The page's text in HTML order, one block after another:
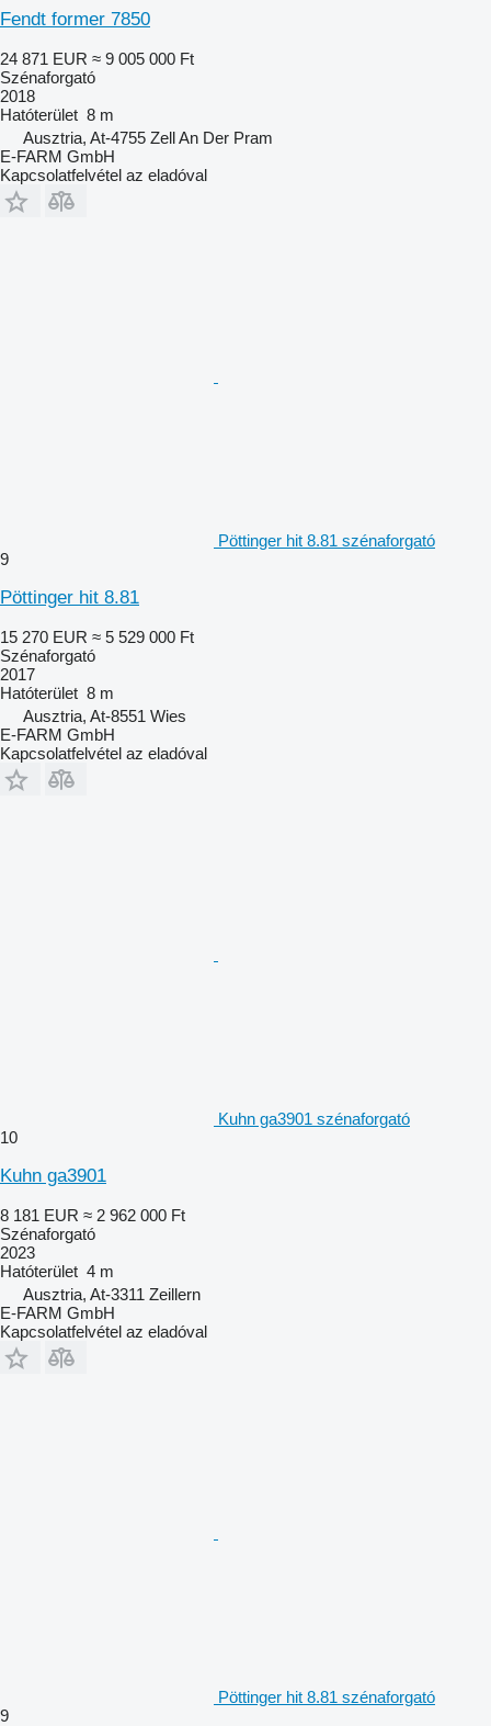
Fendt former 7850
24 871 EUR ≈ 9 005 000 Ft
Szénaforgató
2018
Hatóterület 8 m
Ausztria, At-4755 Zell An Der Pram
E-FARM GmbH
Kapcsolatfelvétel az eladóval
Pöttinger hit 8.81 szénaforgató
9
Pöttinger hit 8.81
15 270 EUR ≈ 5 529 000 Ft
Szénaforgató
2017
Hatóterület 8 m
Ausztria, At-8551 Wies
E-FARM GmbH
Kapcsolatfelvétel az eladóval
Kuhn ga3901 szénaforgató
10
Kuhn ga3901
8 181 EUR ≈ 2 962 000 Ft
Szénaforgató
2023
Hatóterület 4 m
Ausztria, At-3311 Zeillern
E-FARM GmbH
Kapcsolatfelvétel az eladóval
Pöttinger hit 8.81 szénaforgató
9